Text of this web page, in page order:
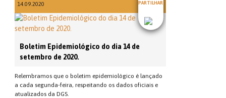
14.09.2020 PARTILHAR
Boletim Epidemiológico do dia 14 de
setembro de 2020.
Relembramos que o boletim epidemiológico é lançado
a cada segunda-feira, respeitando os dados oficiais e
atualizados da DGS.